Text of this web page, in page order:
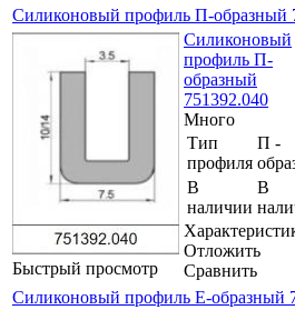
Силиконовый профиль П-образный
Быстрый просмотр
Силиконовый
профиль П-
образный
751392.040
Много
Тип
профиля
П -
В
наличии
В
Отложить
Сравнить
Силиконовый профиль Е-образный